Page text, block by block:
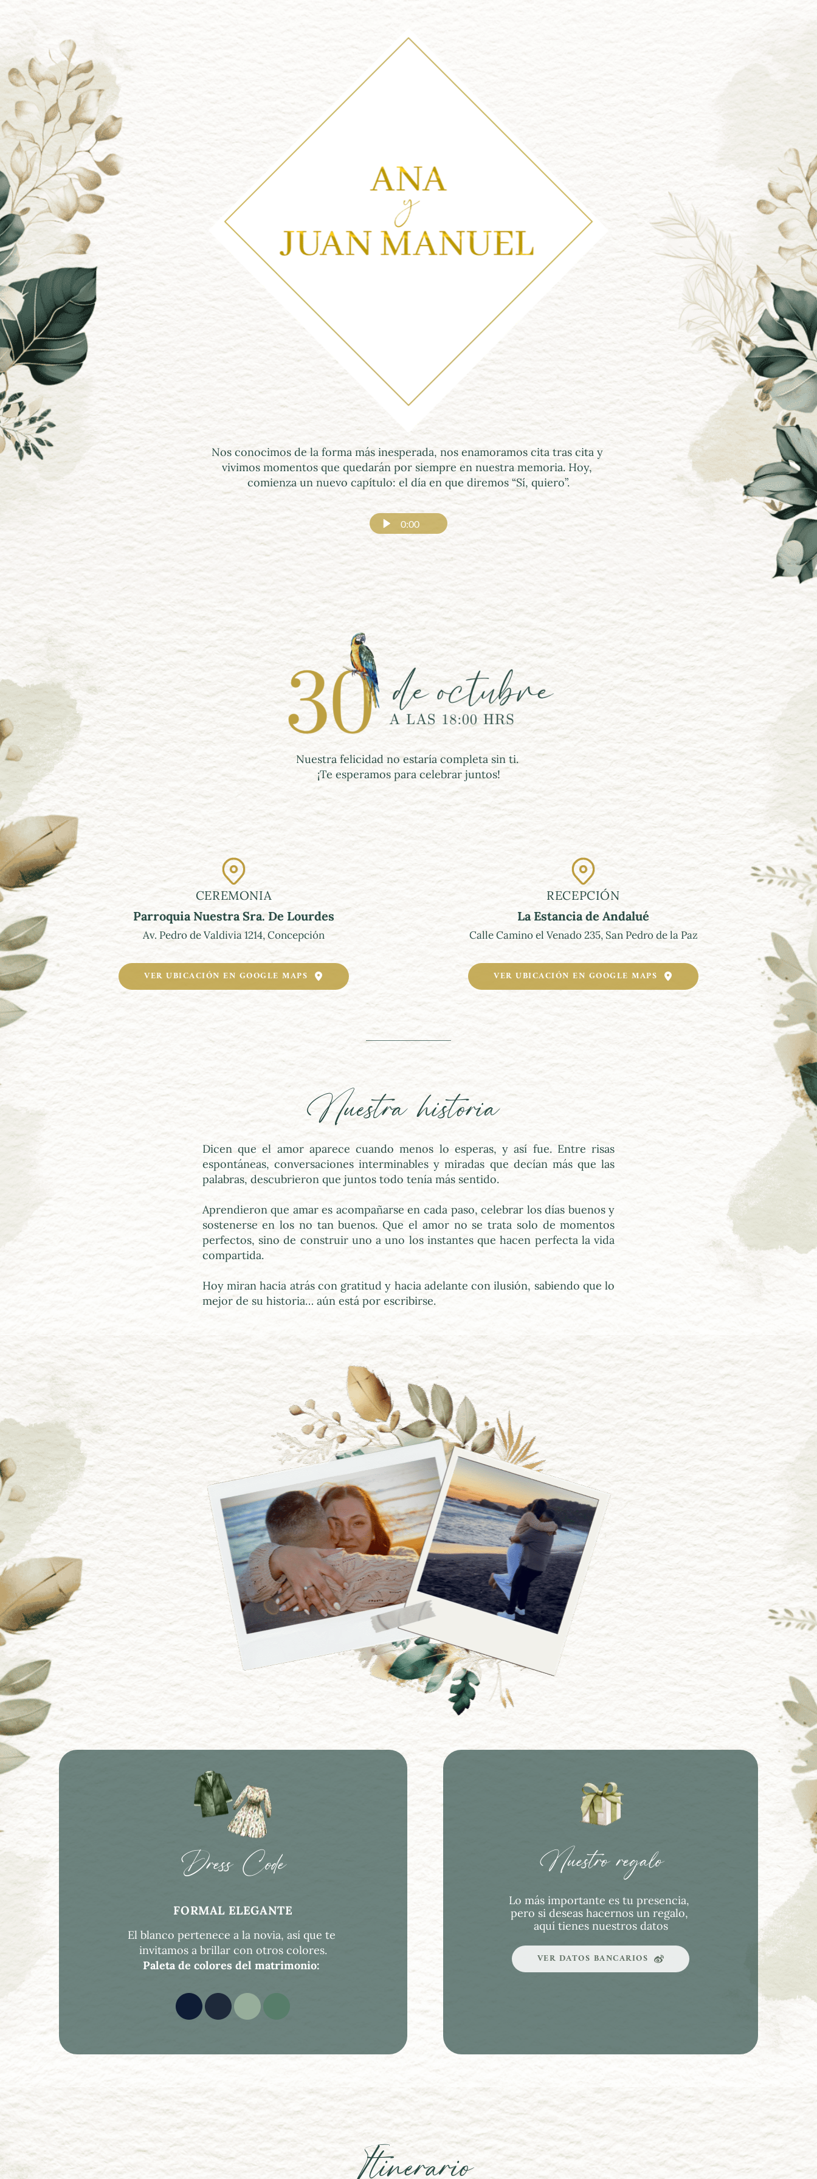
Nos conocimos de la forma más inesperada, nos enamoramos cita tras cita y
vivimos momentos que quedarán por siempre en nuestra memoria. Hoy,
comienza un nuevo capítulo: el día en que diremos “Sí, quiero”.
0:00
Nuestra felicidad no estaría completa sin ti.
¡Te esperamos para celebrar juntos!
CEREMONIA
Parroquia Nuestra Sra. De Lourdes
Av. Pedro de Valdivia 1214, Concepción
VER UBICACIÓN EN GOOGLE MAPS
RECEPCIÓN
La Estancia de Andalué
Calle Camino el Venado 235, San Pedro de la Paz
VER UBICACIÓN EN GOOGLE MAPS
Nuestra historia
Dicen que el amor aparece cuando menos lo esperas, y así fue. Entre risas
espontáneas, conversaciones interminables y miradas que decían más que las
palabras, descubrieron que juntos todo tenía más sentido.
Aprendieron que amar es acompañarse en cada paso, celebrar los días buenos y
sostenerse en los no tan buenos. Que el amor no se trata solo de momentos
perfectos, sino de construir uno a uno los instantes que hacen perfecta la vida
compartida.
Hoy miran hacia atrás con gratitud y hacia adelante con ilusión, sabiendo que lo
mejor de su historia… aún está por escribirse.
Dress Code
FORMAL ELEGANTE
El blanco pertenece a la novia, así que te
invitamos a brillar con otros colores.
Paleta de colores del matrimonio:
Nuestro regalo
Lo más importante es tu presencia,
pero si deseas hacernos un regalo,
aquí tienes nuestros datos
VER DATOS BANCARIOS